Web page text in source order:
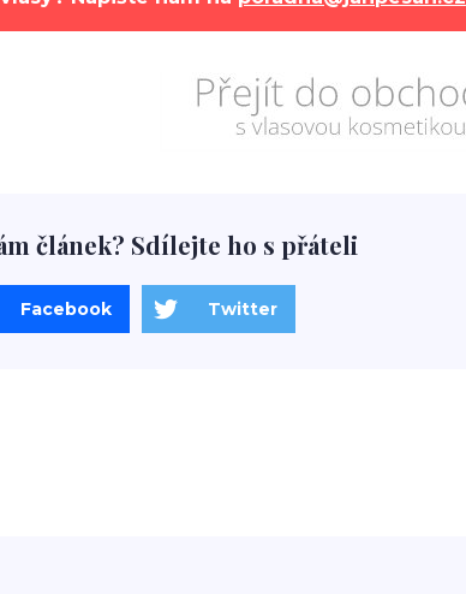
článek? Sdílejte ho s přáteli
Facebook Twitter